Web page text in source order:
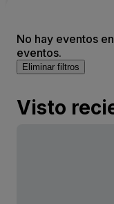
No hay eventos
eventos.
Eliminar filtros
Visto